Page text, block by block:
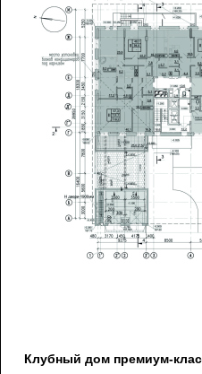
Клубный дом премиум-